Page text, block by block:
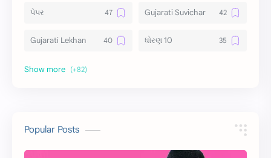
પેપર Gujarati Suvichar
Gujarati Lekhan ધોરણ 10
અર્થ વિસ્તાર
10 વાક્યો
સુવિચાર Gujarati Vyakaran
Popular Posts